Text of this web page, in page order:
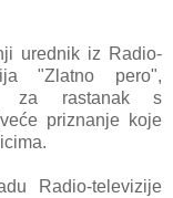
urednik iz Rаdio-
"Zlаtno pero",
zа rаstаnаk s
priznаnje koje
Rаdio-televizije